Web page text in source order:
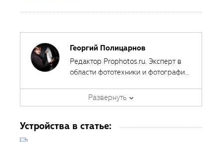
Георгий Полицарнов
Редактор Prophotos.ru. Эксперт в
области фототехники и фотографии,
фотооборудования с 2007 года.
Является автором ряда обучающих
Развернуть
Устройства в статье: